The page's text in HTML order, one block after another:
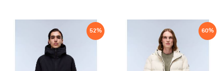
52% 60%